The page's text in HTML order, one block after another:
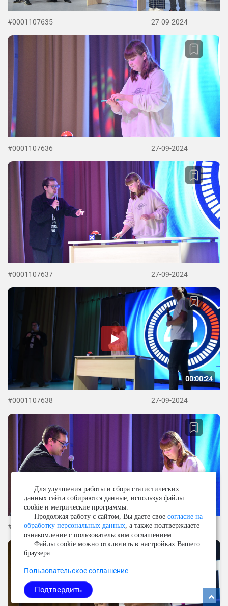
#0001107635 27-09-2024
#0001107636 27-09-2024
#0001107637 27-09-2024
00:00:24
#0001107638 27-09-2024
#0001107639 27-09-2024
Для улучшения работы и сбора статистических
данных сайта собираются данные, используя файлы
cookie и метрические программы.
Продолжая работу с сайтом, Вы даете своесогласие на
обработку персональных данных, а также подтверждаете
ознакомление с пользовательским соглашением.
Файлы cookie можно отключить в настройках Вашего
браузера.
Пользовательское соглашение
Подтвердить